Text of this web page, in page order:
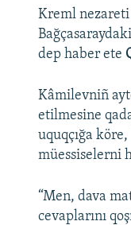
Kreml nezareti
dep haber ete
Kâmilevniñ
etilmesine
uquqçığa
müessiselerni
“Men, dava
cevaplarını